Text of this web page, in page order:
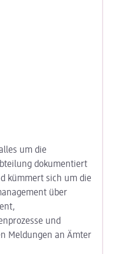
um die
dokumentiert
kümmert sich um die
über
und
Meldungen an Ämter